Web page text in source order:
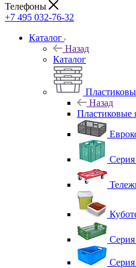
Телефоны
+7 495 032-76-32
Каталог
Назад
Каталог
Назад
Пластиковые